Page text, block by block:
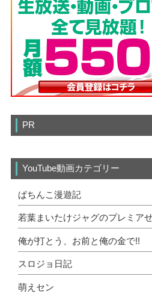
PR
YouTube動画カテゴリー
ぱちんこ漫遊記
若葉まいたけジャグのプレミア
俺が打とう、お前と俺の金で!!
スロジョ日記
萌えセン